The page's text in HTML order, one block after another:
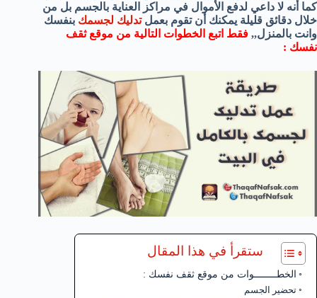
كما أنه لا داعي لدفع الأموال في مراكز العناية بالجسم بل من
خلال دقائق قليلة يمكنك أن تقوم بعمل تدليك لجسمك بنفسك
وانت بالمنزل,, فقط اتبع الخطوات التالية من موقع ثقف
نفسك :
ستقرأ في هذا المقال
الخطــــــــوات من موقع ثقف نفسك :
تحضير الجسم